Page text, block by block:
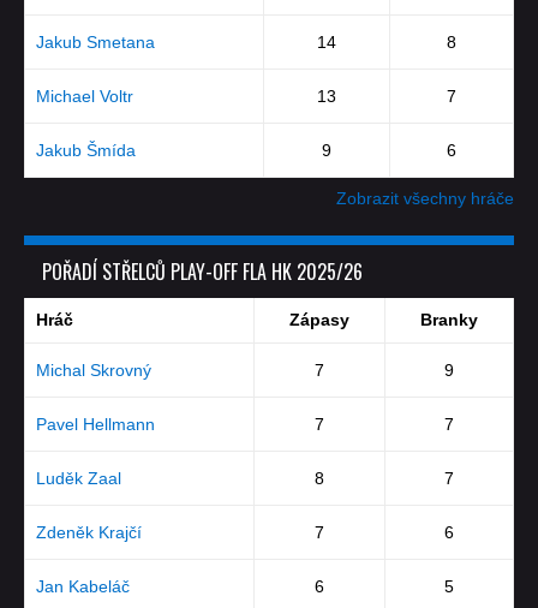
Jakub Smetana 14 8
Michael Voltr 13 7
Jakub Šmída 9 6
Zobrazit všechny hráče
POŘADÍ STŘELCŮ PLAY-OFF FLA HK 2025/26
Hráč Zápasy Branky
Michal Skrovný 7 9
Pavel Hellmann 7 7
Luděk Zaal 8 7
Zdeněk Krajčí 7 6
Jan Kabeláč 6 5